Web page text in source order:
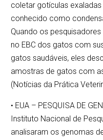
coletar gotículas
conhecido como
Quando os
no EBC dos gatos com
gatos saudáveis, eles
amostras de gatos com
(Notícias da Prática
• EUA – PESQUISA DE
Instituto Nacional de
analisaram os genomas